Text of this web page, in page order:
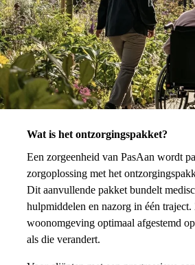
Wat is het ontzorgingspakket?
Een zorgeenheid van PasAan wordt
zorgoplossing met het
Dit aanvullende pakket bundelt
hulpmiddelen en nazorg in één
woonomgeving optimaal afgestemd
als die verandert.